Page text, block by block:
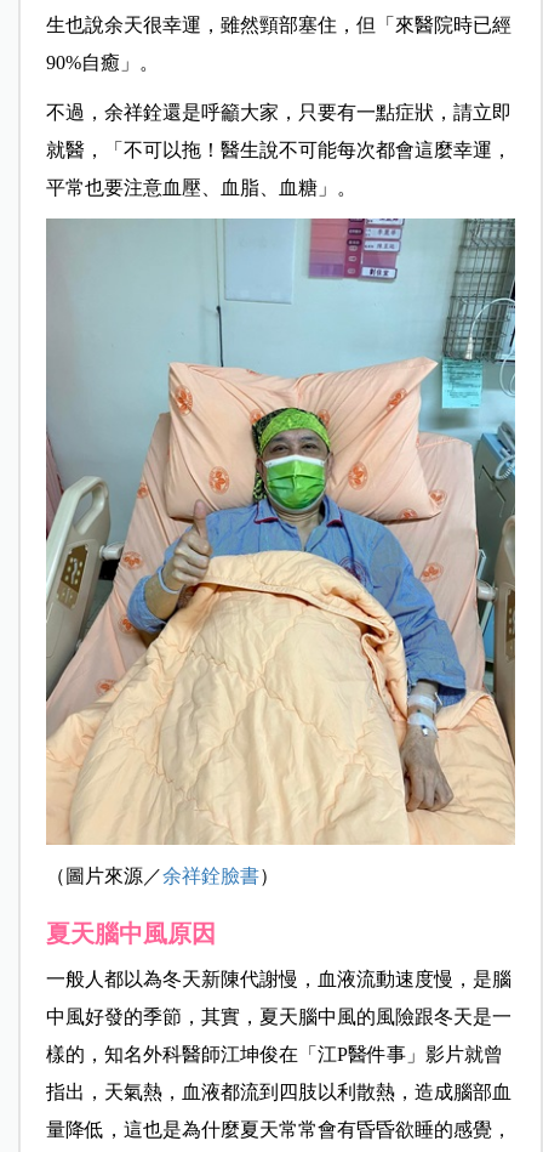
生也說余天很幸運，雖然頸部塞住，但「來醫院時已經
90%自癒」。
不過，余祥銓還是呼籲大家，只要有一點症狀，請立即
就醫，「不可以拖！醫生說不可能每次都會這麼幸運，
平常也要注意血壓、血脂、血糖」。
（圖片來源／余祥銓臉書）
夏天腦中風原因
一般人都以為冬天新陳代謝慢，血液流動速度慢，是腦
中風好發的季節，其實，夏天腦中風的風險跟冬天是一
樣的，知名外科醫師江坤俊在「江P醫件事」影片就曾
指出，天氣熱，血液都流到四肢以利散熱，造成腦部血
量降低，這也是為什麼夏天常常會有昏昏欲睡的感覺，